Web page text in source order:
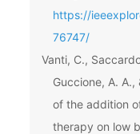
https://
76747/
Vanti, C.,
Guccione, A.
of the addition
therapy on low